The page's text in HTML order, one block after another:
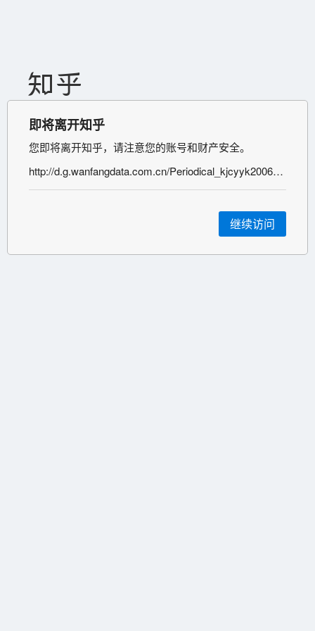
即将离开知乎
您即将离开知乎，请注意您的账号和财产安全。
http://d.g.wanfangdata.com.cn/Periodical_kjcyyk200607036.aspx
继续访问